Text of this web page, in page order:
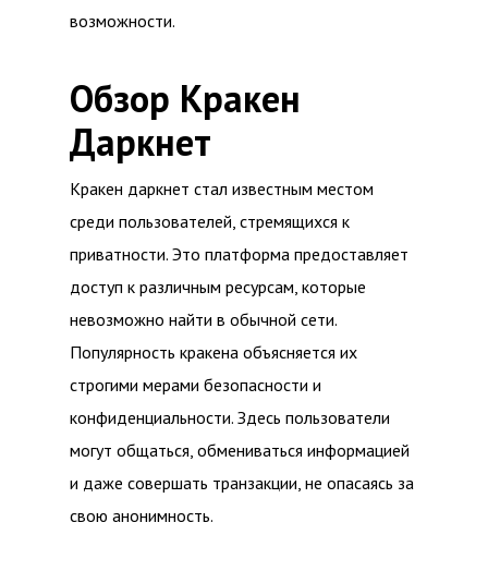
возможности.
Обзор Кракен
Даркнет
Кракен даркнет стал известным местом
среди пользователей, стремящихся к
приватности. Это платформа предоставляет
доступ к различным ресурсам, которые
невозможно найти в обычной сети.
Популярность кракена объясняется их
строгими мерами безопасности и
конфиденциальности. Здесь пользователи
могут общаться, обмениваться информацией
и даже совершать транзакции, не опасаясь за
свою анонимность.